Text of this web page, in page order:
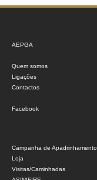
AEPGA
Quem somos
Ligações
Contactos
Facebook
Campanha de Apadrinhamento
Loja
Visitas/Caminhadas